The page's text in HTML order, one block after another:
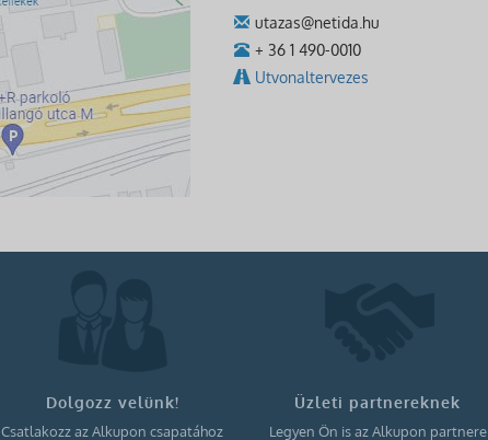
utazas@netida.hu
+ 36 1 490-0010
Utvonaltervezes
Dolgozz velünk!
Csatlakozz az Alkupon csapatához
Üzleti partnereknek
Legyen Ön is az Alkupon partnere